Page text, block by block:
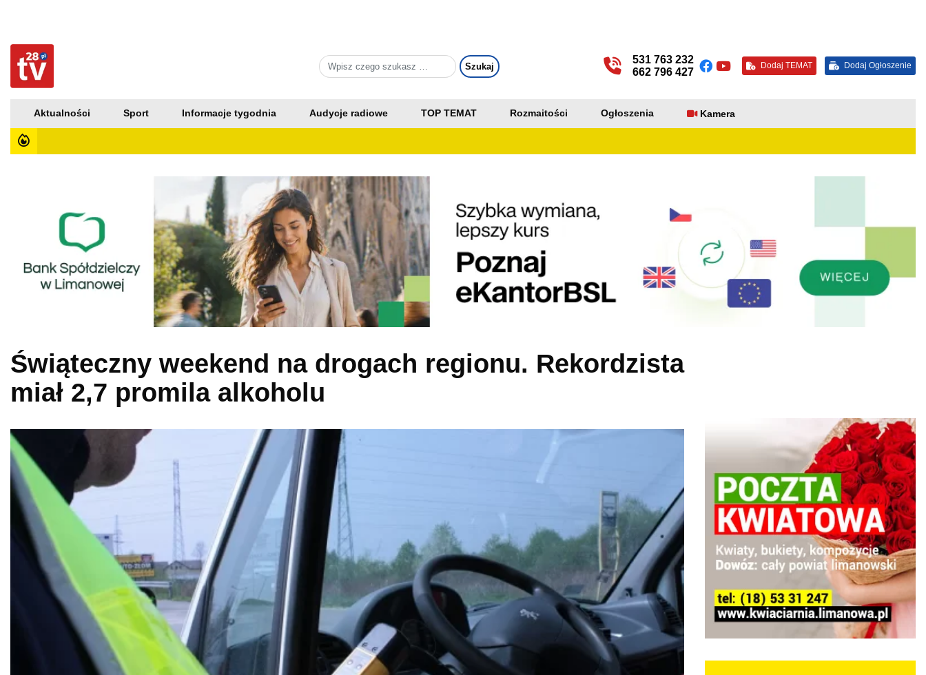
531 763 232
662 796 427
Dodaj TEMAT Dodaj Ogłoszenie
Aktualności Sport Informacje tygodnia Audycje radiowe TOP TEMAT Rozmaitości Ogłoszenia Kamera
Świąteczny weekend na drogach regionu. Rekordzista
miał 2,7 promila alkoholu